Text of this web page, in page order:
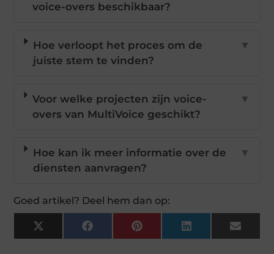
voice-overs beschikbaar?
Hoe verloopt het proces om de
juiste stem te vinden?
▼
Voor welke projecten zijn voice-
overs van MultiVoice geschikt?
▼
Hoe kan ik meer informatie over de
diensten aanvragen?
▼
Goed artikel? Deel hem dan op:
X
(Twitter)
FacebookPinterestLinkedInEmail